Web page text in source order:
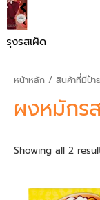
ผงปรุง
หน้าหลัก / สินค้าที่มีป้า
ผงหมักร
Showing all 2